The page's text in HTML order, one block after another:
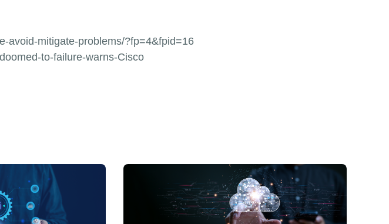
avoid-mitigate-problems/?fp=4&fpid=16
to-failure-warns-Cisco